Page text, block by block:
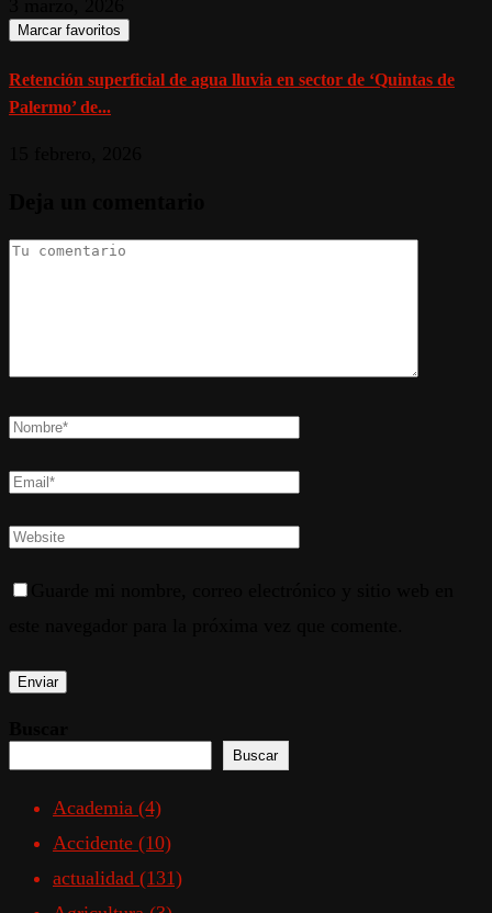
Marcar favoritos
Retención superficial de agua lluvia en sector de ‘Quintas de
Palermo’ de...
Buscar
Academia (4)
Accidente (10)
actualidad (131)